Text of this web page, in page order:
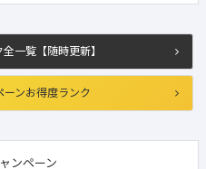
一覧【随時更新】
ーンお得度ランク
ンペーン